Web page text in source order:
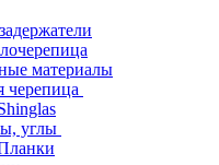
материалы
черепица
углы